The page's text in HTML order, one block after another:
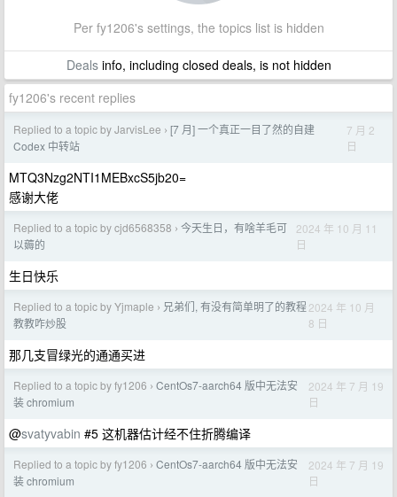
Per fy1206's settings, the topics list is hidden
Dealsinfo, including closed deals, is not hidden
fy1206's recent replies
Replied to a topic by JarvisLee › [7 月] 一个真正一目了然的自建
Codex 中转站
7 月 2
日
MTQ3Nzg2NTI1MEBxcS5jb20=
感谢大佬
Replied to a topic by cjd6568358 › 今天生日，有啥羊毛可
以薅的
2024 年 10 月 11
日
生日快乐
Replied to a topic by Yjmaple › 兄弟们, 有没有简单明了的教程
教教咋炒股
2024 年 10 月
8 日
那几支冒绿光的通通买进
Replied to a topic by fy1206 › CentOs7-aarch64 版中无法安
装 chromium
2024 年 7 月 19
日
@svatyvabin #5 这机器估计经不住折腾编译
Replied to a topic by fy1206 › CentOs7-aarch64 版中无法安
装 chromium
2024 年 7 月 19
日